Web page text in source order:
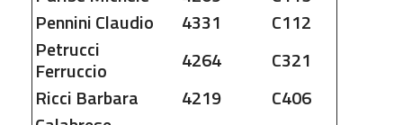
PenniniClaudio 4331
C112
Petrucci
Ferruccio 4264
C321
Ricci Barbara 4219
C406